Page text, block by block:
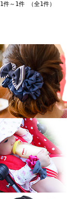
1件～1件 （全1件）